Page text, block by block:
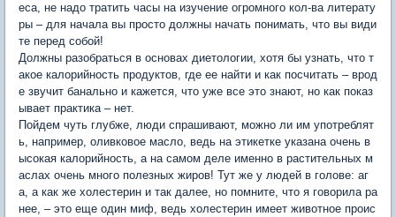
еса, не надо тратить часы на изучение огромного кол-ва литерату
ры – для начала вы просто должны начать понимать, что вы види
те перед собой!
Должны разобраться в основах диетологии, хотя бы узнать, что т
акое калорийность продуктов, где ее найти и как посчитать – врод
е звучит банально и кажется, что уже все это знают, но как показ
ывает практика – нет.
Пойдем чуть глубже, люди спрашивают, можно ли им употреблят
ь, например, оливковое масло, ведь на этикетке указана очень в
ысокая калорийность, а на самом деле именно в растительных м
аслах очень много полезных жиров! Тут же у людей в голове: аг
а, а как же холестерин и так далее, но помните, что я говорила ра
нее, – это еще один миф, ведь холестерин имеет животное проис